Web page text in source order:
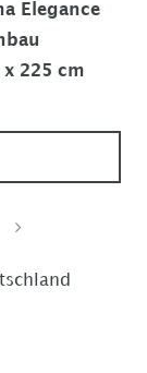
Elegance
225 cm